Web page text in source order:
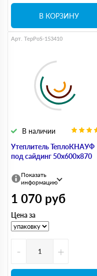
В КОРЗИНУ
Утеплитель ТеплоКНАУФ
под сайдинг 50х600х870
В наличии
Арт. TepPoS-153410
Показать
информацию
1 070 руб
Цена за
- +